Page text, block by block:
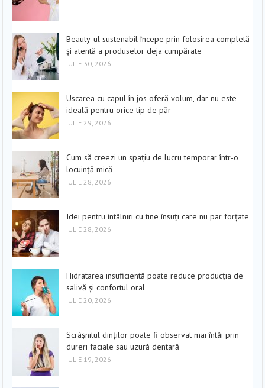
Beauty-ul sustenabil începe prin folosirea completă
și atentă a produselor deja cumpărate
IULIE 30, 2026
Uscarea cu capul în jos oferă volum, dar nu este
ideală pentru orice tip de păr
IULIE 29, 2026
Cum să creezi un spațiu de lucru temporar într-o
locuință mică
IULIE 28, 2026
Idei pentru întâlniri cu tine însuți care nu par forțate
IULIE 28, 2026
Hidratarea insuficientă poate reduce producția de
salivă și confortul oral
IULIE 20, 2026
Scrâșnitul dinților poate fi observat mai întâi prin
dureri faciale sau uzură dentară
IULIE 19, 2026